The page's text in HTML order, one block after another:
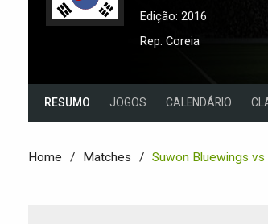
Edição: 2016
Rep. Coreia
RESUMO JOGOS CALENDÁRIO
Home Matches Suwon Bluewings vs